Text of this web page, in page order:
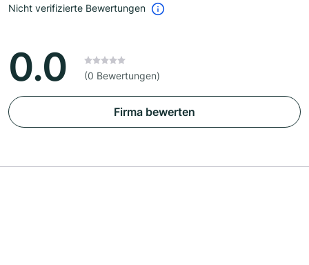
Nicht verifizierte Bewertungen
0.0 (0 Bewertungen)
Firma bewerten